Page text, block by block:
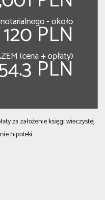
- około
120 PLN
(cena + opłaty)
PLN
za założenie księgi wieczystej
hipoteki.